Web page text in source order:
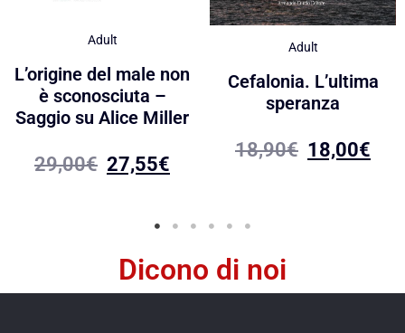
Adult
L’origine del male non
è sconosciuta –
Saggio su Alice Miller
29,00€ 27,55€
Adult
Cefalonia. L’ultima
speranza
18,90€ 18,00€
Dicono di noi